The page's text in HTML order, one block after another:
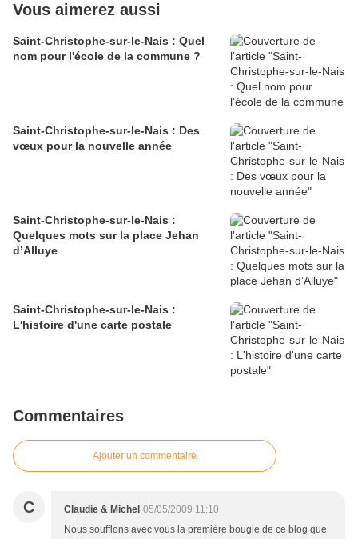
Vous aimerez aussi
Saint-Christophe-sur-le-Nais : Quel
nom pour l'école de la commune ?
Saint-Christophe-sur-le-Nais : Des
vœux pour la nouvelle année
Saint-Christophe-sur-le-Nais :
Quelques mots sur la place Jehan
d’Alluye
Saint-Christophe-sur-le-Nais :
L'histoire d'une carte postale
Commentaires
Ajouter un commentaire
C Claudie & Michel 05/05/2009 11:10
Nous soufflons avec vous la première bougie de ce blog que